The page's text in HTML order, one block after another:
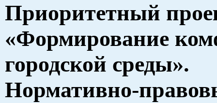
Приоритетный
«Формирование
городской среды».
Нормативно-